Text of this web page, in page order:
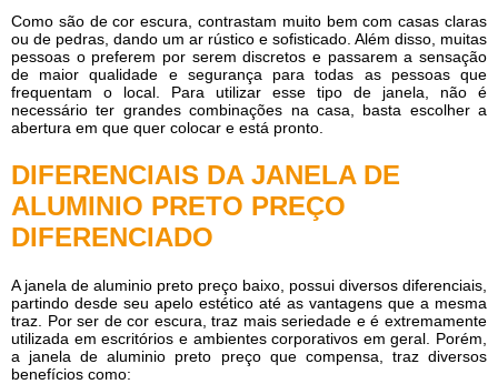
Como são de cor escura, contrastam muito bem com casas claras
ou de pedras, dando um ar rústico e sofisticado. Além disso, muitas
pessoas o preferem por serem discretos e passarem a sensação
de maior qualidade e segurança para todas as pessoas que
frequentam o local. Para utilizar esse tipo de janela, não é
necessário ter grandes combinações na casa, basta escolher a
abertura em que quer colocar e está pronto.
DIFERENCIAIS DA JANELA DE
ALUMINIO PRETO PREÇO
DIFERENCIADO
A janela de aluminio preto preço baixo, possui diversos diferenciais,
partindo desde seu apelo estético até as vantagens que a mesma
traz. Por ser de cor escura, traz mais seriedade e é extremamente
utilizada em escritórios e ambientes corporativos em geral. Porém,
a janela de aluminio preto preçoque compensa, traz diversos
benefícios como: